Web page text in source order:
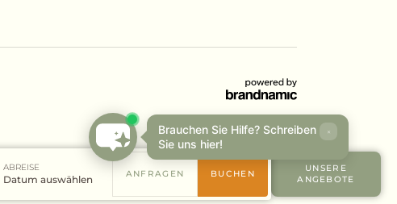
ABREISE
Datum auswählen ANFRAGEN BUCHEN
UNSERE
ANGEBOTE
Brauchen Sie Hilfe? Schreiben
Sie uns hier!
×